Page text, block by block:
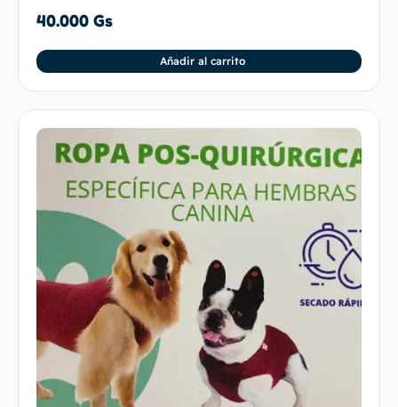
40.000 Gs
Añadir al carrito